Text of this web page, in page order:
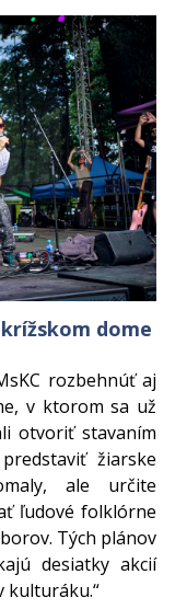
dome
rozbehnúť aj
v ktorom sa už
otvoriť stavaním
žiarske
ale určite
ľudové folklórne
Tých plánov
desiatky akcií
kulturáku.“